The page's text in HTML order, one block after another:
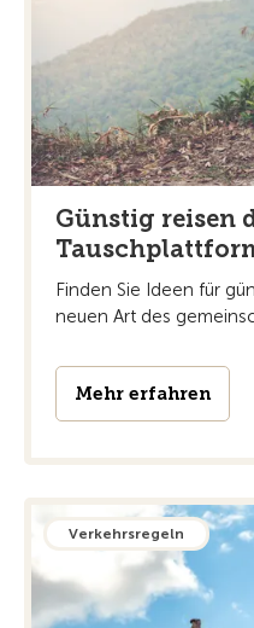
Günstig reisen
Finden Sie Ideen für
neuen Art des
Mehr erfahren
Verkehrsregeln